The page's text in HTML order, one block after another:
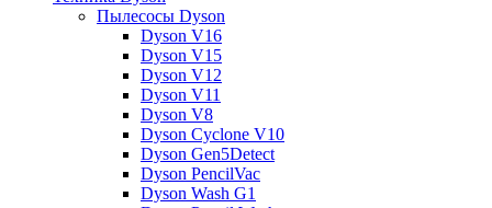
Пылесосы Dyson
Dyson V16
Dyson V15
Dyson V12
Dyson V11
Dyson V8
Dyson Cyclone V10
Dyson Gen5Detect
Dyson PencilVac
Dyson Wash G1